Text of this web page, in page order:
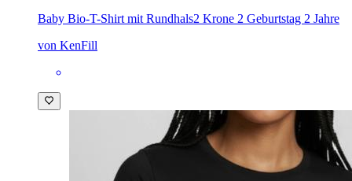
Baby Bio-T-Shirt mit Rundhals2 Krone 2 Geburtstag 2 Jahre
von KenFill